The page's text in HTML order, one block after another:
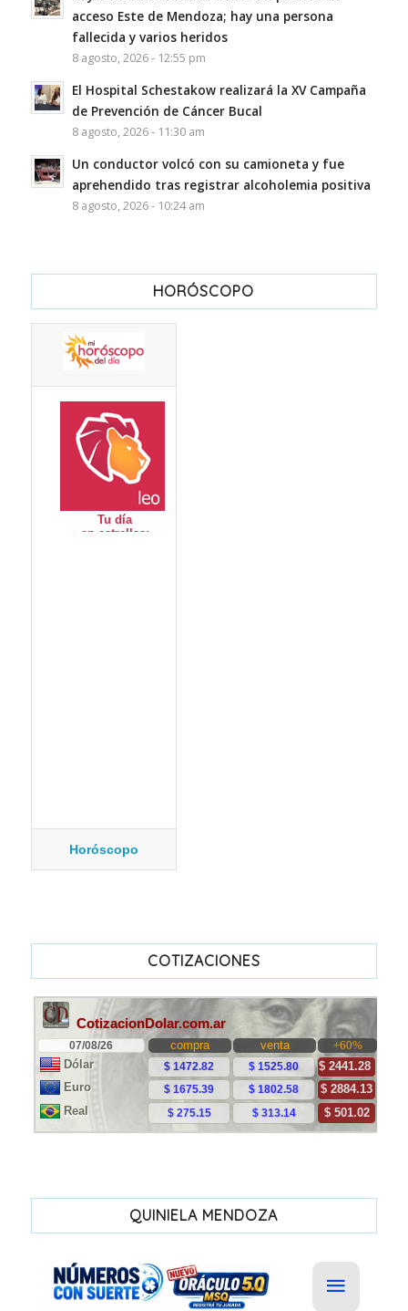
acceso Este de Mendoza; hay una persona
fallecida y varios heridos
8 agosto, 2026 - 12:55 pm
El Hospital Schestakow realizará la XV Campaña
de Prevención de Cáncer Bucal
8 agosto, 2026 - 11:30 am
Un conductor volcó con su camioneta y fue
aprehendido tras registrar alcoholemia positiva
8 agosto, 2026 - 10:24 am
HORÓSCOPO
Horóscopo
COTIZACIONES
QUINIELA MENDOZA